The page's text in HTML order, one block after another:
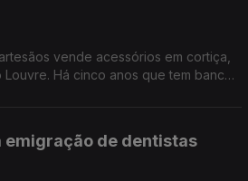
vende acessórios em cortiça,
Há cinco anos que tem banca
emigração de dentistas